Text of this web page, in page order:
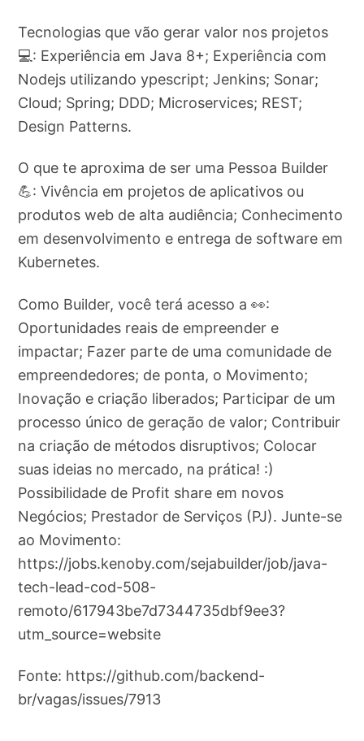
Tecnologias que vão gerar valor nos projetos
💻: Experiência em Java 8+; Experiência com
Nodejs utilizando ypescript; Jenkins; Sonar;
Cloud; Spring; DDD; Microservices; REST;
Design Patterns.
O que te aproxima de ser uma Pessoa Builder
💪: Vivência em projetos de aplicativos ou
produtos web de alta audiência; Conhecimento
em desenvolvimento e entrega de software em
Kubernetes.
Como Builder, você terá acesso a 👀:
Oportunidades reais de empreender e
impactar; Fazer parte de uma comunidade de
empreendedores; de ponta, o Movimento;
Inovação e criação liberados; Participar de um
processo único de geração de valor; Contribuir
na criação de métodos disruptivos; Colocar
suas ideias no mercado, na prática! :)
Possibilidade de Profit share em novos
Negócios; Prestador de Serviços (PJ). Junte-se
ao Movimento:
https://jobs.kenoby.com/sejabuilder/job/java-
tech-lead-cod-508-
remoto/617943be7d7344735dbf9ee3?
utm_source=website
Fonte: https://github.com/backend-
br/vagas/issues/7913